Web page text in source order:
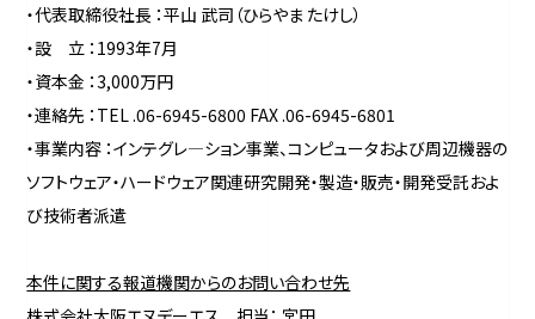
・代表取締役社長 ：平山 武司（ひらやま たけし）
・設 立 ：1993年7月
・資本金 ：3,000万円
・連絡先 ：TEL .06-6945-6800 FAX .06-6945-6801
・事業内容 ：インテグレ―ション事業、コンピュータおよび周辺機器の
ソフトウェア・ハードウェア関連研究開発・製造・販売・開発受託およ
び技術者派遣
本件に関する報道機関からのお問い合わせ先